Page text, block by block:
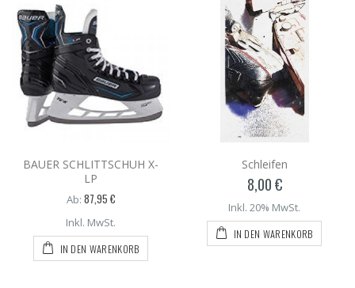
BAUER SCHLITTSCHUH X-
LP
Ab: 87,95 €
Inkl. MwSt.
IN DEN WARENKORB
Schleifen
8,00 €
Inkl. 20% MwSt.
IN DEN WARENKORB